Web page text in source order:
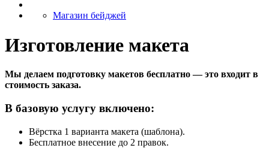
Магазин бейджей
Изготовление макета
Мы делаем подготовку макетов бесплатно — это входит в
стоимость заказа.
В базовую услугу включено:
Вёрстка 1 варианта макета (шаблона).
Бесплатное внесение до 2 правок.